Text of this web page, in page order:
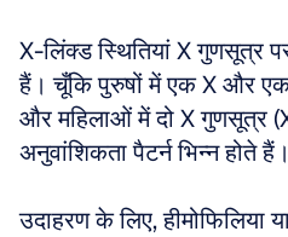
X-लिंक्ड स्थितियां X गुणसूत्र
हैं। चूँकि पुरुषों में एक X और एक
और महिलाओं में दो X गुणसूत्र
अनुवांशिकता पैटर्न भिन्न होते हैं।
उदाहरण के लिए, हीमोफिलिया